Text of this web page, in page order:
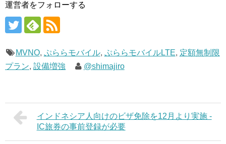
運営者をフォローする
MVNO, ぷららモバイル, ぷららモバイルLTE, 定額無制限
プラン, 設備増強 @shimajiro
インドネシア人向けのビザ免除を12月より実施 -
IC旅券の事前登録が必要